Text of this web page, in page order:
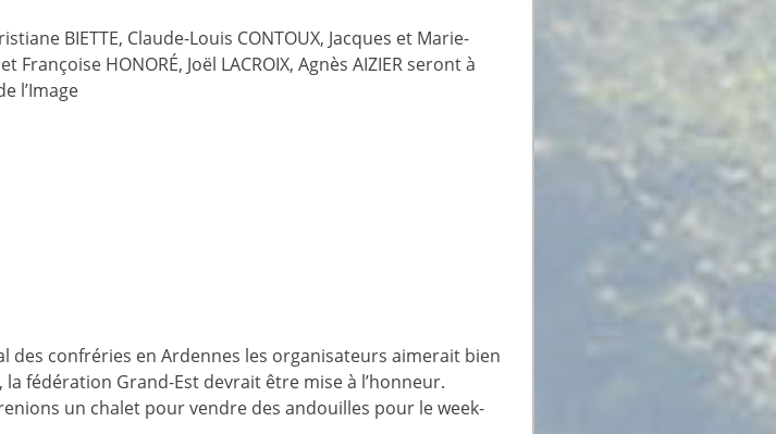
BIETTE, Claude-Louis CONTOUX, Jacques et Marie-
HONORÉ, Joël LACROIX, Agnès AIZIER seront à
l’Image
des confréries en Ardennes les organisateurs aimerait bien
fédération Grand-Est devrait être mise à l’honneur.
un chalet pour vendre des andouilles pour le week-